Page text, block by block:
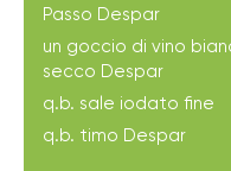
Passo Despar
un goccio di vino
secco Despar
q.b. sale iodato fine
q.b. timo Despar